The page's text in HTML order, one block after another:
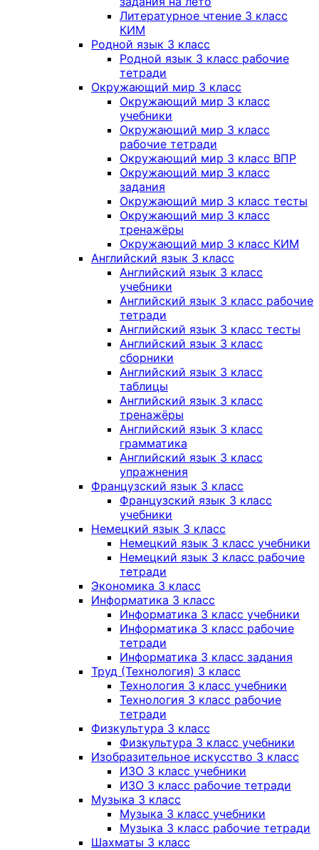
Литературное чтение 3 класс
КИМ
Родной язык 3 класс
Родной язык 3 класс рабочие
тетради
Окружающий мир 3 класс
Окружающий мир 3 класс
учебники
Окружающий мир 3 класс
рабочие тетради
Окружающий мир 3 класс ВПР
Окружающий мир 3 класс
задания
Окружающий мир 3 класс тесты
Окружающий мир 3 класс
тренажёры
Окружающий мир 3 класс КИМ
Английский язык 3 класс
Английский язык 3 класс
учебники
Английский язык 3 класс рабочие
тетради
Английский язык 3 класс тесты
Английский язык 3 класс
сборники
Английский язык 3 класс
таблицы
Английский язык 3 класс
тренажёры
Английский язык 3 класс
грамматика
Английский язык 3 класс
упражнения
Французский язык 3 класс
Французский язык 3 класс
учебники
Немецкий язык 3 класс
Немецкий язык 3 класс учебники
Немецкий язык 3 класс рабочие
тетради
Экономика 3 класс
Информатика 3 класс
Информатика 3 класс учебники
Информатика 3 класс рабочие
тетради
Информатика 3 класс задания
Труд (Технология) 3 класс
Технология 3 класс учебники
Технология 3 класс рабочие
тетради
Физкультура 3 класс
Физкультура 3 класс учебники
Изобразительное искусство 3 класс
ИЗО 3 класс учебники
ИЗО 3 класс рабочие тетради
Музыка 3 класс
Музыка 3 класс учебники
Музыка 3 класс рабочие тетради
Шахматы 3 класс